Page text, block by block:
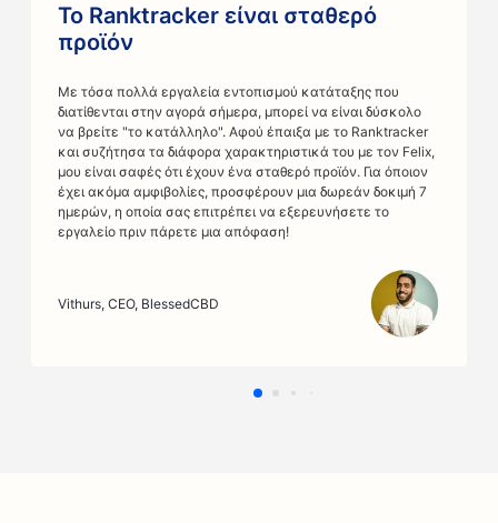
Το Ranktracker είναι σταθερό
προϊόν
Με τόσα πολλά εργαλεία εντοπισμού κατάταξης που
διατίθενται στην αγορά σήμερα, μπορεί να είναι δύσκολο
να βρείτε "το κατάλληλο". Αφού έπαιξα με το Ranktracker
και συζήτησα τα διάφορα χαρακτηριστικά του με τον Felix,
μου είναι σαφές ότι έχουν ένα σταθερό προϊόν. Για όποιον
έχει ακόμα αμφιβολίες, προσφέρουν μια δωρεάν δοκιμή 7
ημερών, η οποία σας επιτρέπει να εξερευνήσετε το
εργαλείο πριν πάρετε μια απόφαση!
Vithurs, CEO, BlessedCBD